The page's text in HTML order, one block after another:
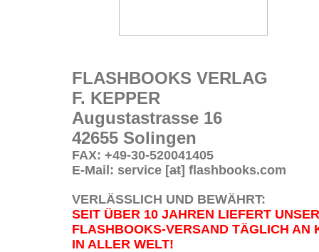
FLASHBOOKS VERLAG
F. KEPPER
Augustastrasse 16
42655 Solingen
FAX: +49-30-520041405
E-Mail: service [at] flashbooks.com
VERLÄSSLICH UND BEWÄHRT:
SEIT ÜBER 10 JAHREN LIEFERT UNSER
FLASHBOOKS-VERSAND TÄGLICH AN
IN ALLER WELT!